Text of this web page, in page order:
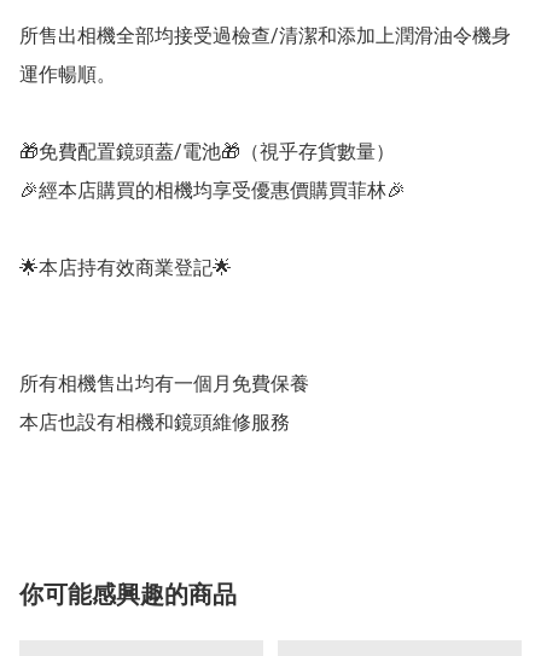
所售出相機全部均接受過檢查/清潔和添加上潤滑油令機身
運作暢順。
🎁免費配置鏡頭蓋/電池🎁（視乎存貨數量）
🎉經本店購買的相機均享受優惠價購買菲林🎉
🌟本店持有效商業登記🌟
所有相機售出均有一個月免費保養
本店也設有相機和鏡頭維修服務
你可能感興趣的商品